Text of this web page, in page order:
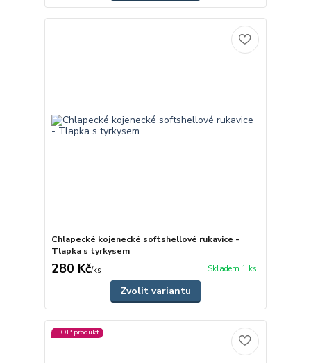
Chlapecké kojenecké softshellové rukavice -
Tlapka s tyrkysem
280 Kč/ks Skladem 1 ks
Zvolit variantu
TOP produkt